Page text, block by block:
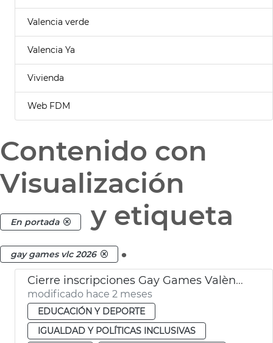
Valencia verde
Valencia Ya
Vivienda
Web FDM
Contenido con
Visualización
En portada y etiqueta
gay games vlc 2026 .
Cierre inscripciones Gay Games València 2026
modificado hace 2 meses
EDUCACIÓN Y DEPORTE
IGUALDAD Y POLÍTICAS INCLUSIVAS